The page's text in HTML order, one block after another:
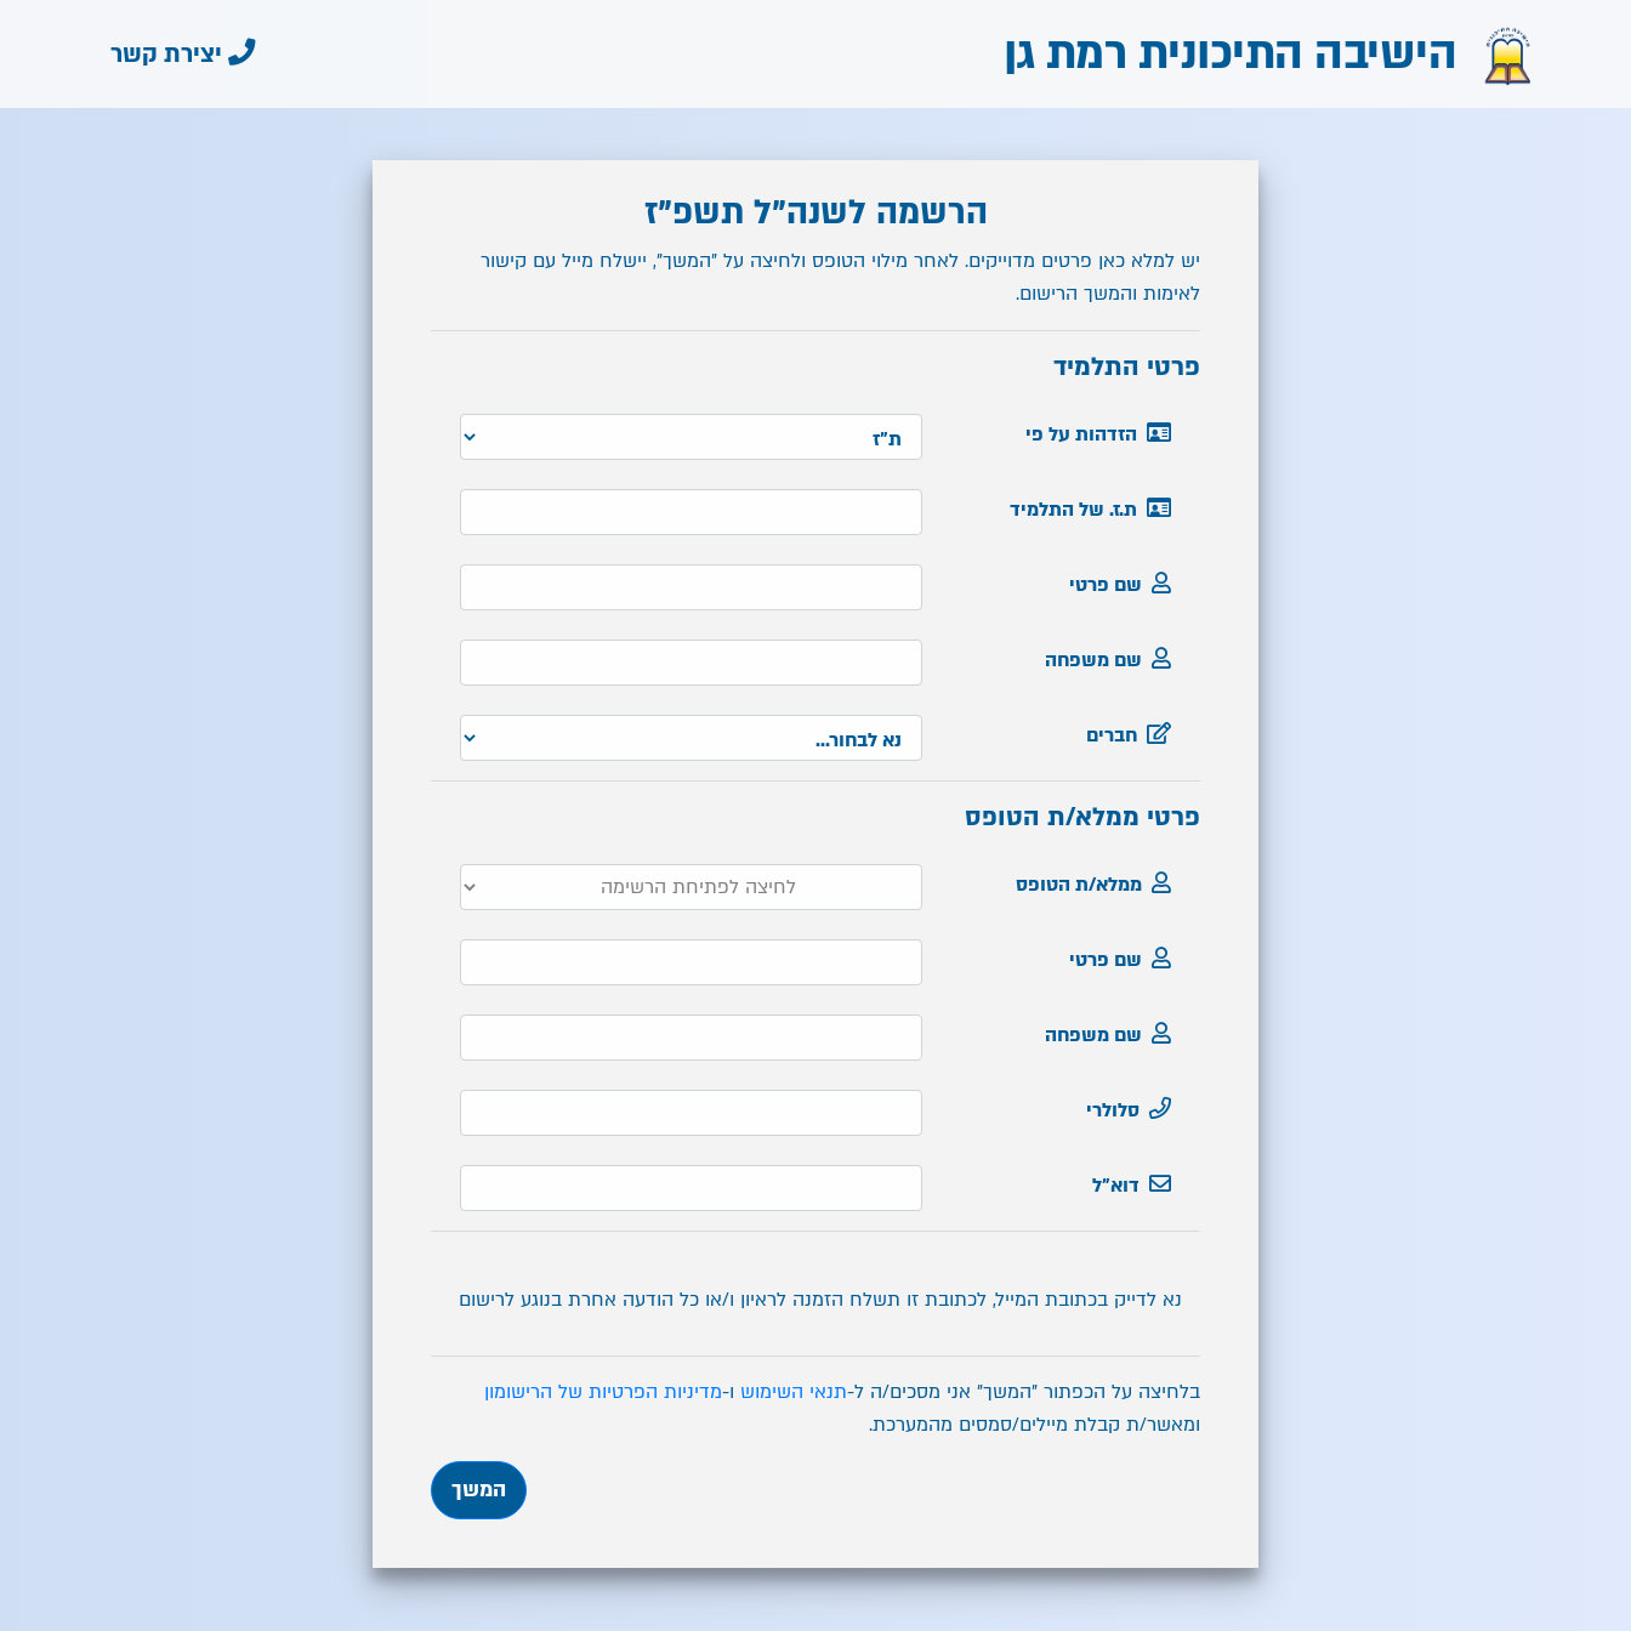
הישיבה התיכונית רמת גן יצירת קשר
הרשמה לשנה"ל תשפ"ז
יש למלא כאן פרטים מדוייקים. לאחר מילוי הטופס ולחיצה על "המשך", יישלח מייל עם קישור
לאימות והמשך הרישום.
פרטי התלמיד
הזדהות על פי
ת.ז. של התלמיד
שם פרטי
שם משפחה
חברים
פרטי ממלא/ת הטופס
ממלא/ת הטופס
שם פרטי
שם משפחה
סלולרי
דוא"ל
נא לדייק בכתובת המייל, לכתובת זו תשלח הזמנה לראיון ו/או כל הודעה אחרת בנוגע לרישום
בלחיצה על הכפתור "המשך" אני מסכים/ה ל-תנאי השימוש ו-מדיניות הפרטיות של הרישומון
ומאשר/ת קבלת מיילים/סמסים מהמערכת.
המשך